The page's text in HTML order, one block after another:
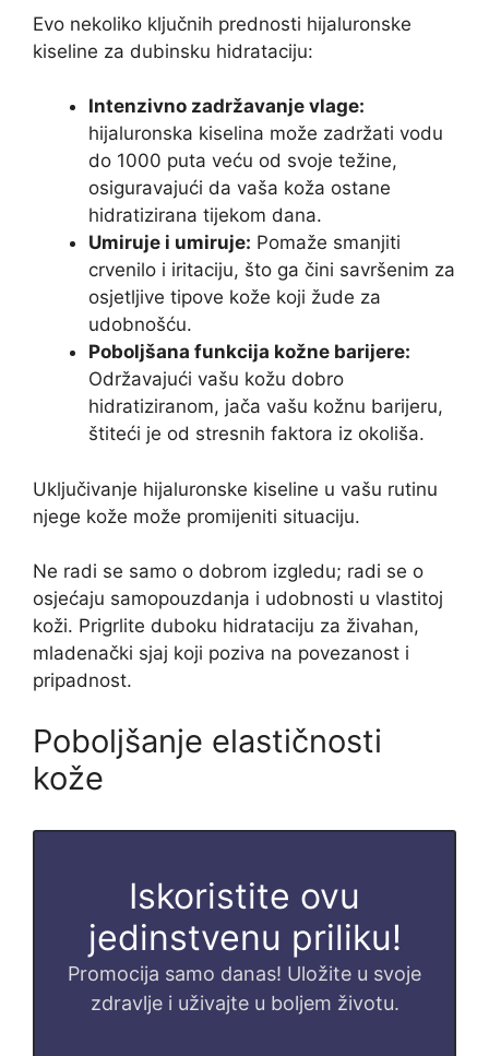
Evo nekoliko ključnih prednosti hijaluronske
kiseline za dubinsku hidrataciju:
Intenzivno zadržavanje vlage:
hijaluronska kiselina može zadržati vodu
do 1000 puta veću od svoje težine,
osiguravajući da vaša koža ostane
hidratizirana tijekom dana.
Umiruje i umiruje: Pomaže smanjiti
crvenilo i iritaciju, što ga čini savršenim za
osjetljive tipove kože koji žude za
udobnošću.
Poboljšana funkcija kožne barijere:
Održavajući vašu kožu dobro
hidratiziranom, jača vašu kožnu barijeru,
štiteći je od stresnih faktora iz okoliša.
Uključivanje hijaluronske kiseline u vašu rutinu
njege kože može promijeniti situaciju.
Ne radi se samo o dobrom izgledu; radi se o
osjećaju samopouzdanja i udobnosti u vlastitoj
koži. Prigrlite duboku hidrataciju za živahan,
mladenački sjaj koji poziva na povezanost i
pripadnost.
Poboljšanje elastičnosti
kože
Iskoristite ovu
jedinstvenu priliku!
Promocija samo danas! Uložite u svoje
zdravlje i uživajte u boljem životu.